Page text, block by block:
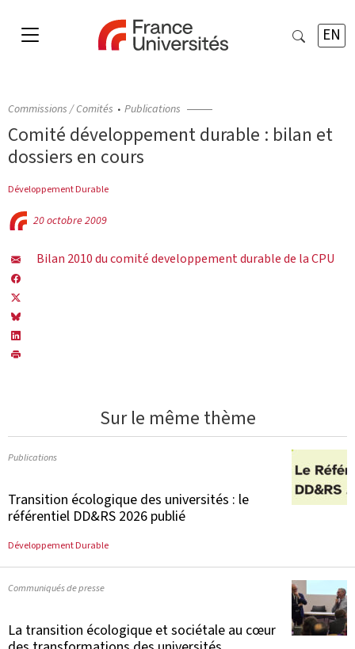
EN
Commissions / Comités Publications
Comité développement durable : bilan et
dossiers en cours
Développement Durable
20 octobre 2009
Bilan 2010 du comité developpement durable de la CPU
Sur le même thème
Publications
Transition écologique des universités : le
référentiel DD&RS 2026 publié
Développement Durable
Communiqués de presse
La transition écologique et sociétale au cœur